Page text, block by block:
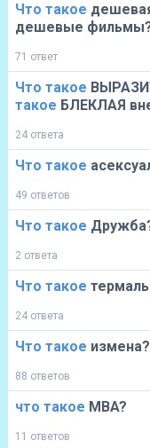
Что такое
дешевые
71 ответ
Что такое
такое БЛЕКЛАЯ
24 ответа
Что такое
49 ответов
Что такое
2 ответа
Что такое
24 ответа
Что такое измена?
88 ответов
что такое MBA?
11 ответов